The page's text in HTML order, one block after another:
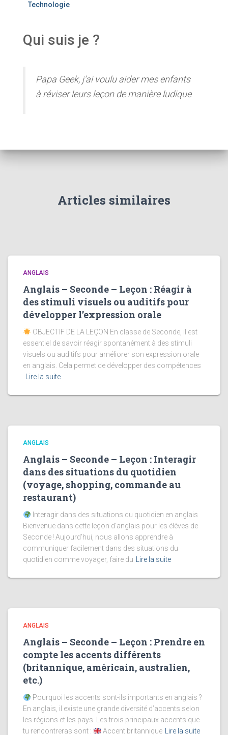
Technologie
Qui suis je ?
Papa Geek, j'ai voulu aider mes enfants
à réviser leurs leçon de manière ludique
Articles similaires
ANGLAIS
Anglais – Seconde – Leçon : Réagir à
des stimuli visuels ou auditifs pour
développer l’expression orale
OBJECTIF DE LA LEÇON En classe de Seconde, il est
essentiel de savoir réagir spontanément à des stimuli
visuels ou auditifs pour améliorer son expression orale
en anglais. Cela permet de développer des compétences
Lire la suite
ANGLAIS
Anglais – Seconde – Leçon : Interagir
dans des situations du quotidien
(voyage, shopping, commande au
restaurant)
Interagir dans des situations du quotidien en anglais
Bienvenue dans cette leçon d’anglais pour les élèves de
Seconde ! Aujourd’hui, nous allons apprendre à
communiquer facilement dans des situations du
quotidien comme voyager, faire du Lire la suite
ANGLAIS
Anglais – Seconde – Leçon : Prendre en
compte les accents différents
(britannique, américain, australien,
etc.)
Pourquoi les accents sont-ils importants en anglais ?
En anglais, il existe une grande diversité d’accents selon
les régions et les pays. Les trois principaux accents que
tu rencontreras sont :
Accent britannique Lire la suite